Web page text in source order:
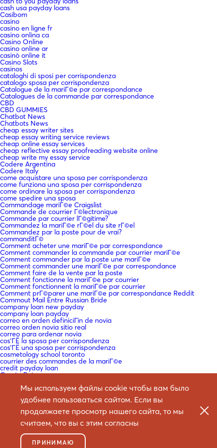
cash usa payday loans
Casibom
casino
casino en ligne fr
casino onlina ca
Casino Online
casino online ar
casinò online it
Casino Slots
casinos
cataloghi di sposi per corrispondenza
catalogo sposa per corrispondenza
Catalogue de la mariГ©e par correspondance
Catalogues de la commande par correspondance
CBD
CBD GUMMIES
Chatbot News
Chatbots News
cheap essay writer sites
cheap essay writing service reviews
cheap online essay services
cheap reflective essay proofreading website online
cheap write my essay service
Codere Argentina
Codere Italy
come acquistare una sposa per corrispondenza
come funziona una sposa per corrispondenza
come ordinare la sposa per corrispondenza
come spedire una sposa
Commandage mariГ©e Craigslist
Commande de courrier Г©lectronique
Commande par courrier lГ©gitime?
Commandez la mariГ©e rГ©el du site rГ©el
Commandez par la poste pour de vrai?
commanditГ©
Comment acheter une mariГ©e par correspondance
Comment commander la commande par courrier mariГ©e
Comment commander par la poste une mariГ©e
Comment commander une mariГ©e par correspondance
Comment faire de la vente par la poste
Comment fonctionne la mariГ©e par courrier
Comment fonctionnent la mariГ©e par courrier
Comment prГ©parer une mariГ©e par correspondance Reddit
Commout Mail Entre Russian Bride
company loan new payday
company loan payday
correo en orden definiciГіn de novia
correo orden novia sitio real
correo para ordenar novia
cos'ГЁ la sposa per corrispondenza
cos'ГЁ una sposa per corrispondenza
cosmetology school toronto
courrier des commandes de la mariГ©e
credit payday loan
Crypto Bot
Crypto platform
Cryptocurrency exchange
Cryptocurrency News
custom essay writing service cheap
Datation de la mariГ©e par correspondance
de+belize-frauen Top -bewertete Versandauftragsbrautseiten
de+burmesische-frauen Top -bewertete Versandauftragsbrautseiten
de+dateeuropeangirl-test Top -bewertete
Versandauftragsbrautseiten
Мы используем файлы cookie чтобы вам было
удобнее пользоваться сайтом. Если вы
продолжаете просмотр нашего сайта, то мы
считаем, что вы с этим согласны
ПРИНИМАЮ